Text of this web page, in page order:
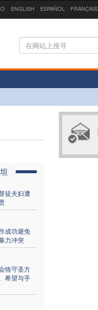
ENGLISH ESPAÑOL FRANÇAIS
徒夫妇遭
成功避免
力冲突
恪守圣方
希望与手